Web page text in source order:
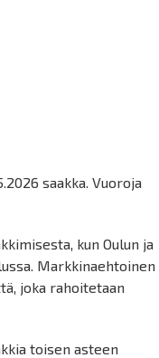
saakka. Vuoroja
kun Oulun ja
Markkinaehtoinen
joka rahoitetaan
toisen asteen